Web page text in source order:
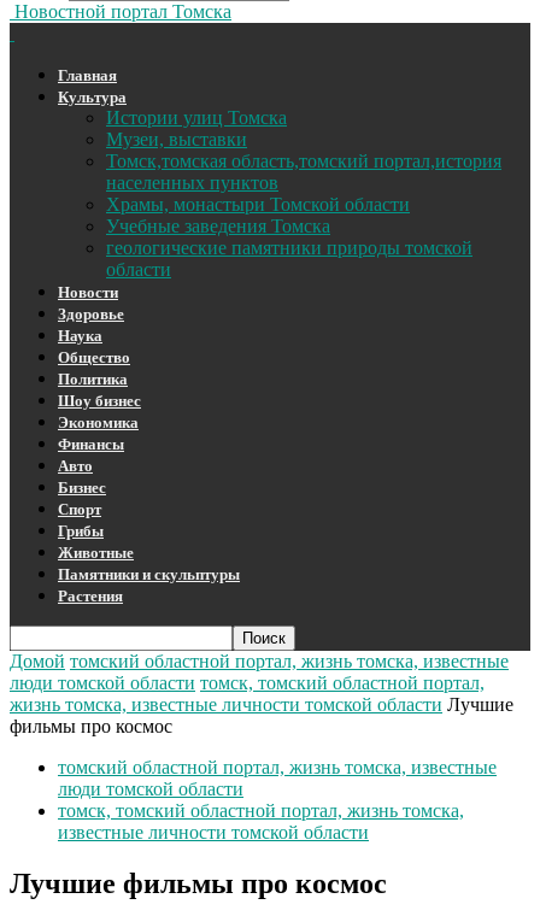
Новостной портал Томска
Главная
Культура
Истории улиц Томска
Музеи, выставки
Томск,томская область,томский портал,история
населенных пунктов
Храмы, монастыри Томской области
Учебные заведения Томска
геологические памятники природы томской
области
Новости
Здоровье
Наука
Общество
Политика
Шоу бизнес
Экономика
Финансы
Авто
Бизнес
Спорт
Грибы
Животные
Памятники и скульптуры
Растения
Домой томский областной портал, жизнь томска, известные
люди томской области томск, томский областной портал,
жизнь томска, известные личности томской области Лучшие
фильмы про космос
томский областной портал, жизнь томска, известные
люди томской области
томск, томский областной портал, жизнь томска,
известные личности томской области
Лучшие фильмы про космос